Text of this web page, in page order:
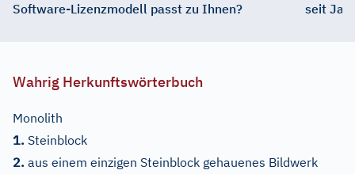
Software-Lizenzmodell passt zu Ihnen?
seit
Wahrig Herkunftswörterbuch
Monolith
1. Steinblock
2. aus einem einzigen Steinblock gehauenes Bildwerk